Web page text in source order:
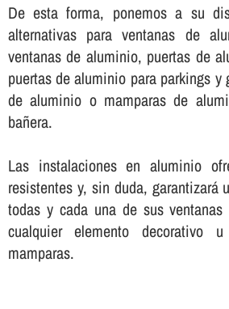
De esta forma, ponemos a su
alternativas para ventanas de
ventanas de aluminio, puertas de
puertas de aluminio para parkings y
de aluminio o mamparas de
bañera.
Las instalaciones en aluminio
resistentes y, sin duda, garantizará
todas y cada una de sus
cualquier elemento decorativo
mamparas.